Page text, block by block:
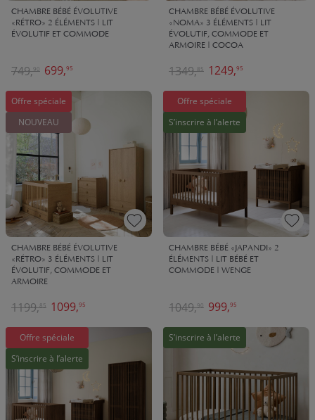
CHAMBRE BÉBÉ ÉVOLUTIVE
«RÉTRO» 2 ÉLÉMENTS | LIT
ÉVOLUTIF ET COMMODE
699,95
749,90
CHAMBRE BÉBÉ ÉVOLUTIVE
«NOMA» 3 ÉLÉMENTS | LIT
ÉVOLUTIF, COMMODE ET
ARMOIRE | COCOA
1249,95
1349,85
Offre spéciale
NOUVEAU
CHAMBRE BÉBÉ ÉVOLUTIVE
«RÉTRO» 3 ÉLÉMENTS | LIT
ÉVOLUTIF, COMMODE ET
ARMOIRE
1099,95
1199,85
Offre spéciale
S’inscrire à l’alerte
CHAMBRE BÉBÉ «JAPANDI» 2
ÉLÉMENTS | LIT BÉBÉ ET
COMMODE | WENGE
999,95
1049,90
Offre spéciale
S’inscrire à l’alerte
S’inscrire à l’alerte